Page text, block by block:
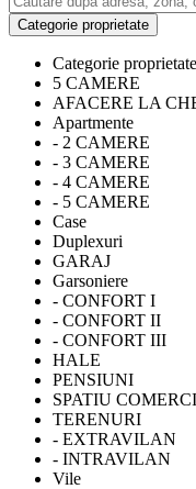
Categorie proprietate
Categorie proprietate
5 CAMERE
AFACERE LA
Apartmente
- 2 CAMERE
- 3 CAMERE
- 4 CAMERE
- 5 CAMERE
Case
Duplexuri
GARAJ
Garsoniere
- CONFORT I
- CONFORT II
- CONFORT III
HALE
PENSIUNI
SPATIU
TERENURI
- EXTRAVILAN
- INTRAVILAN
Vile